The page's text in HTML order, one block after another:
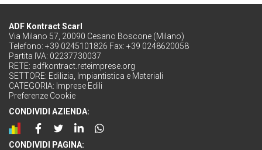
ADF Kontract Scarl
Via Milano 57, 20090 Cesano Boscone (Milano)
Telefono: +39 0245101826 Fax: +39 0248620058
Partita IVA: 02237730037
RETE: adfkontract.reteimprese.org
SETTORE: Edilizia, Impiantistica e Materiali
CATEGORIA: Imprese Edili
Preferenze Cookie
CONDIVIDI AZIENDA:
CONDIVIDI PAGINA: